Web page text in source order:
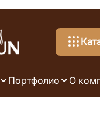
Портфолио О